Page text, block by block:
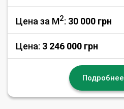
Цена за М2: 30 000 грн
Цена: 3 246 000 грн
Подробнее